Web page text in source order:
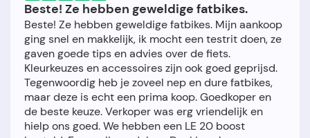
Beste! Ze hebben geweldige fatbikes.
Beste! Ze hebben geweldige fatbikes. Mijn aankoop
ging snel en makkelijk, ik mocht een testrit doen, ze
gaven goede tips en advies over de fiets.
Kleurkeuzes en accessoires zijn ook goed geprijsd.
Tegenwoordig heb je zoveel nep en dure fatbikes,
maar deze is echt een prima koop. Goedkoper en
de beste keuze. Verkoper was erg vriendelijk en
hielp ons goed. We hebben een LE 20 boost